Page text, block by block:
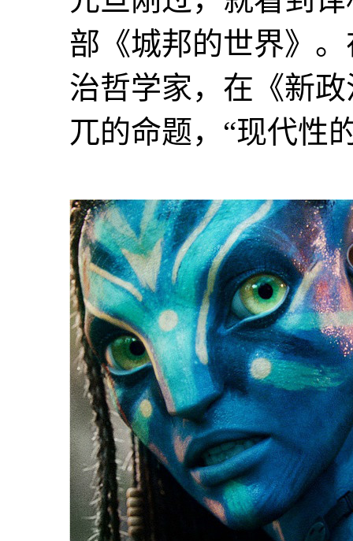
部《城邦的世界》
治哲学家，在《新
兀的命题，“现代性